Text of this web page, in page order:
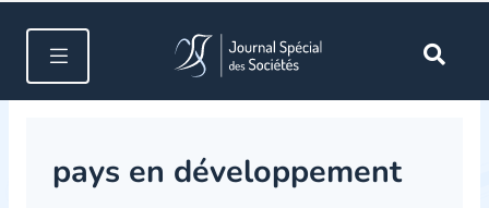
pays en développement